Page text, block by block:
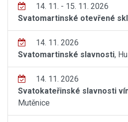
14. 11. - 15. 11. 2026
Svatomartinské otevřené
14. 11. 2026
Svatomartinské slavnosti,
14. 11. 2026
Svatokateřinské slavnosti
Mutěnice